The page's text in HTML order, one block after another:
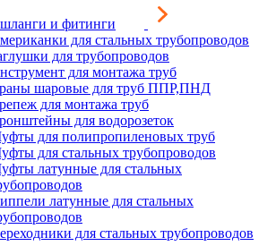
и фитинги
для стальных трубопроводов
для трубопроводов
для монтажа труб
шаровые для труб ППР,ПНД
для монтажа труб
для водорозеток
для полипропиленовых труб
для стальных трубопроводов
латунные для стальных
латунные для стальных
для стальных трубопроводов